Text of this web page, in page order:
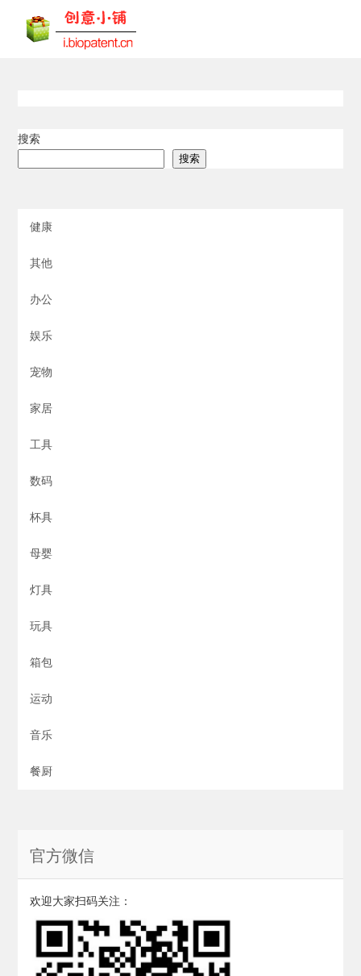
搜索
搜索
健康
其他
办公
娱乐
宠物
家居
工具
数码
杯具
母婴
灯具
玩具
箱包
运动
音乐
餐厨
官方微信
欢迎大家扫码关注：